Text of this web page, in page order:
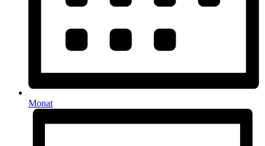
Monat